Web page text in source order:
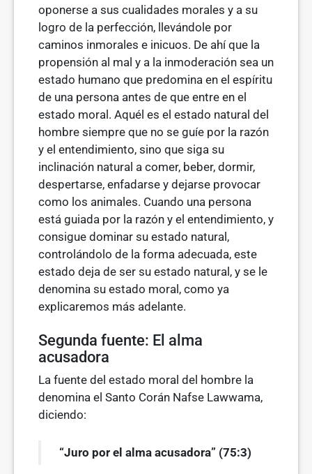
oponerse a sus cualidades morales y a su
logro de la perfección, llevándole por
caminos inmorales e inicuos. De ahí que la
propensión al mal y a la inmoderación sea un
estado humano que predomina en el espíritu
de una persona antes de que entre en el
estado moral. Aquél es el estado natural del
hombre siempre que no se guíe por la razón
y el entendimiento, sino que siga su
inclinación natural a comer, beber, dormir,
despertarse, enfadarse y dejarse provocar
como los animales. Cuando una persona
está guiada por la razón y el entendimiento, y
consigue dominar su estado natural,
controlán­dolo de la forma adecuada, este
estado deja de ser su estado natural, y se le
denomina su estado moral, como ya
explicaremos más adelante.
Segunda fuente: El alma
acusadora
La fuente del estado moral del hombre la
denomina el Santo Corán Nafse Lawwama,
diciendo:
“Juro por el alma acusadora” (75:3)